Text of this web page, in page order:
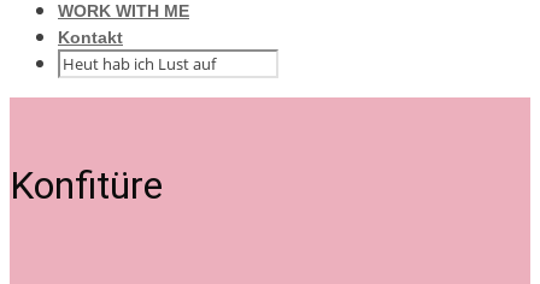
WORK WITH ME
Kontakt
Konfitüre